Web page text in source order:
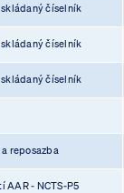
číselník
číselník
číselník
reposazba
AAR - NCTS-P5